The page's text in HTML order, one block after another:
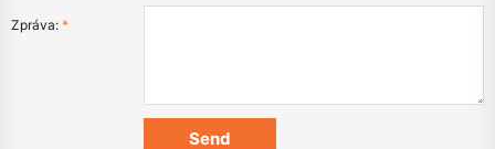
Zpráva: *